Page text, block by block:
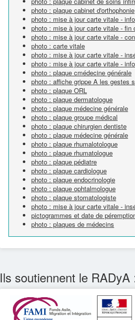
photo : plaque cabinet d'orthophonie
photo : mise à jour carte vitale -
photo : mise à jour carte vitale - fin
photo : mise à jour carte vitale -
photo : carte vitale
photo : mise à jour carte vitale -
photo : mise à jour carte vitale -
photo : plaque cmédecine générale
photo : affiche grippe A les gestes
photo : plaque ORL
photo : plaque dermatologue
photo : plaque médecine générale
photo : plaque groupe médical
photo : plaque chirurgien dentiste
photo : plaque médecine générale
photo : plaque rhumalotologue
photo : plaque rhumatologue
photo : plaque pédiatre
photo : plaque cardiologue
photo : plaque endocrinologie
photo : plaque ophtalmologue
photo : plaque stomatologiste
photo : mise à jour carte vitale -
pictogrammes et date de
photo : plaques de médecins
Ils soutiennent le RADyA